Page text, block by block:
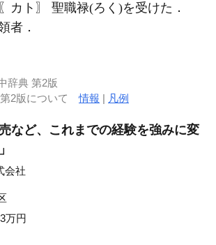
カト〗 聖職禄(ろく)を受けた．
者．
辞典 第2版
第2版について情報 | 凡例
など、これまでの経験を強みに変
会社
万円